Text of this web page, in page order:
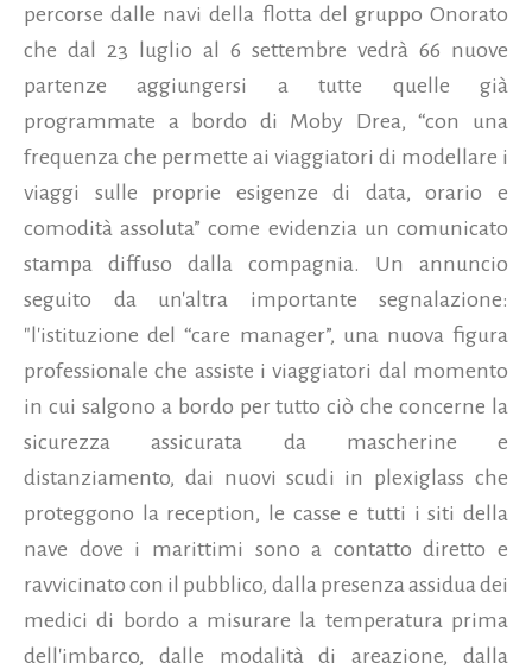
percorse dalle navi della flotta del gruppo Onorato
che dal 23 luglio al 6 settembre vedrà 66 nuove
partenze aggiungersi a tutte quelle già
programmate a bordo di Moby Drea, “con una
frequenza che permette ai viaggiatori di modellare i
viaggi sulle proprie esigenze di data, orario e
comodità assoluta” come evidenzia un comunicato
stampa diffuso dalla compagnia. Un annuncio
seguito da un'altra importante segnalazione:
"l'istituzione del “care manager”, una nuova figura
professionale che assiste i viaggiatori dal momento
in cui salgono a bordo per tutto ciò che concerne la
sicurezza assicurata da mascherine e
distanziamento, dai nuovi scudi in plexiglass che
proteggono la reception, le casse e tutti i siti della
nave dove i marittimi sono a contatto diretto e
ravvicinato con il pubblico, dalla presenza assidua dei
medici di bordo a misurare la temperatura prima
dell'imbarco, dalle modalità di areazione, dalla